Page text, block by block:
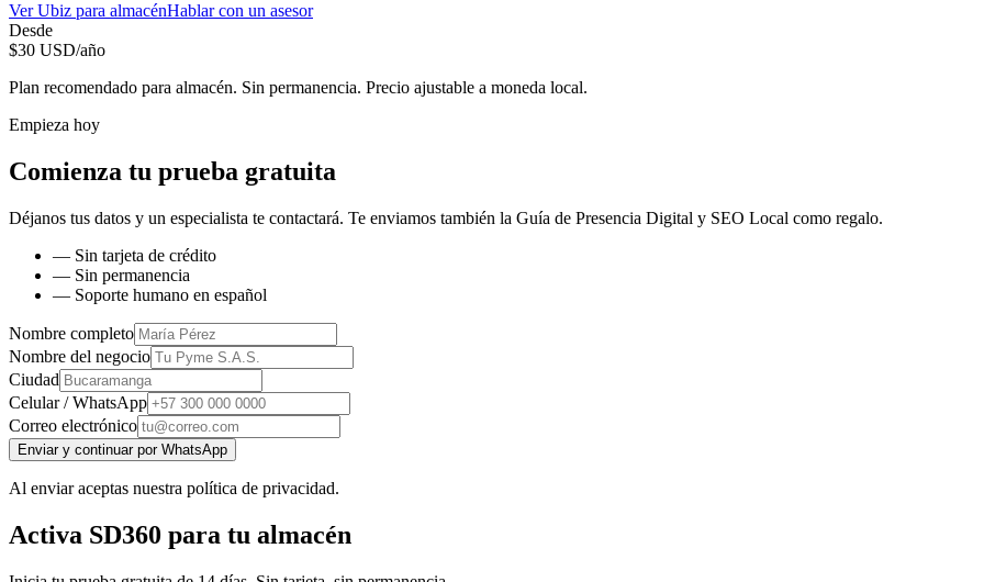
VerUbiz para almacénHablar con un asesor
Desde
$30 USD/año
Plan recomendado para almacén. Sin permanencia. Precio ajustable a moneda local.
Empieza hoy
Comienza tu prueba gratuita
Déjanos tus datos y un especialista te contactará. Te enviamos también la Guía de Presencia Digital y SEO Local como regalo.
— Sin tarjeta de crédito
— Sin permanencia
— Soporte humano en español
Nombre completo
Nombre del negocio
Ciudad
Celular / WhatsApp
Correo electrónico
Enviar y continuar por WhatsApp
Al enviar aceptas nuestra política de privacidad.
Activa SD360 para tu almacén